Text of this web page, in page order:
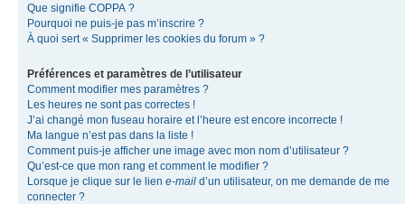
Que signifie COPPA ?
Pourquoi ne puis-je pas m’inscrire ?
À quoi sert « Supprimer les cookies du forum » ?
Préférences et paramètres de l’utilisateur
Comment modifier mes paramètres ?
Les heures ne sont pas correctes !
J’ai changé mon fuseau horaire et l’heure est encore incorrecte !
Ma langue n’est pas dans la liste !
Comment puis-je afficher une image avec mon nom d’utilisateur ?
Qu’est-ce que mon rang et comment le modifier ?
Lorsque je clique sur le lien e-mail d’un utilisateur, on me demande de me
connecter ?